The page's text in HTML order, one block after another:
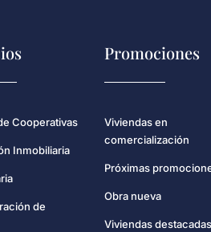
Cooperativas
Inmobiliaria
de
Promociones
Viviendas en
comercialización
Próximas
Obra nueva
Viviendas destacadas